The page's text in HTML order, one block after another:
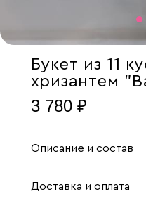
Букет из 11
хризантем
3 780 ₽
Описание и состав
Доставка и оплата